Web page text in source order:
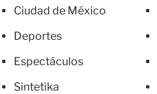
Ciudad de México
Deportes
Espectáculos
Sintetika